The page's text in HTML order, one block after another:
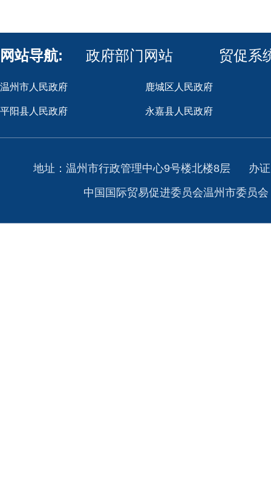
网站导航: 政府部门网站 贸促系
温州市人民政府 鹿城区人民政府
平阳县人民政府 永嘉县人民政府
地址：温州市行政管理中心9号楼北楼8层
办
中国国际贸易促进委员会温州市委员